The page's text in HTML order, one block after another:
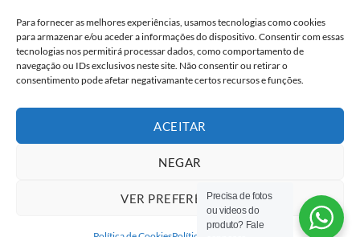
possas ser notificado em primeira
mão
Para fornecer as melhores experiências, usamos tecnologias como cookies
para armazenar e/ou aceder a informações do dispositivo. Consentir com essas
tecnologias nos permitirá processar dados, como comportamento de
navegação ou IDs exclusivos neste site. Não consentir ou retirar o
consentimento pode afetar negativamante certos recursos e funções.
ACEITAR
NEGAR
VER PREFERÊNCIAS
Stripe MasterCardCash
Precisa de fotos
ou videos do
produto? Fale